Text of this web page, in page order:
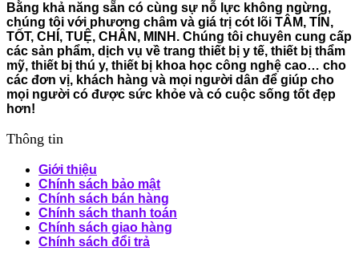
Bằng khả năng sẵn có cùng sự nỗ lực không ngừng,
chúng tôi với phương châm và giá trị cót lõi TÂM, TÍN,
TỐT, CHÍ, TUỆ, CHÂN, MINH. Chúng tôi chuyên cung cấp
các sản phẩm, dịch vụ về trang thiết bị y tế, thiết bị thẩm
mỹ, thiết bị thú y, thiết bị khoa học công nghệ cao… cho
các đơn vị, khách hàng và mọi người dân để giúp cho
mọi người có được sức khỏe và có cuộc sống tốt đẹp
hơn!
Thông tin
Giới thiệu
Chính sách bảo mật
Chính sách bán hàng
Chính sách thanh toán
Chính sách giao hàng
Chính sách đổi trả